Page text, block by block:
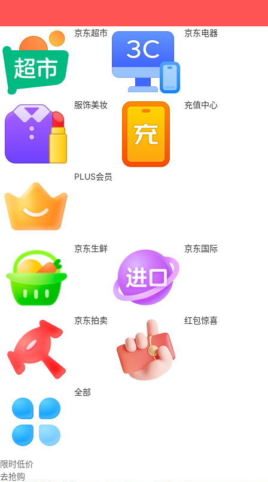
京东超市 京东电器
服饰美妆 充值中心
PLUS会员
京东生鲜 京东国际
京东拍卖 红包惊喜
全部
限时低价
去抢购